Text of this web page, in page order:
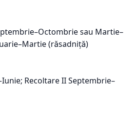
sau Martie–
(răsadniță)
Recoltare II Septembrie–